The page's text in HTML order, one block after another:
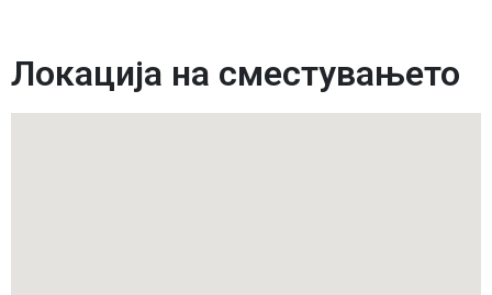
Локација на сместувањето